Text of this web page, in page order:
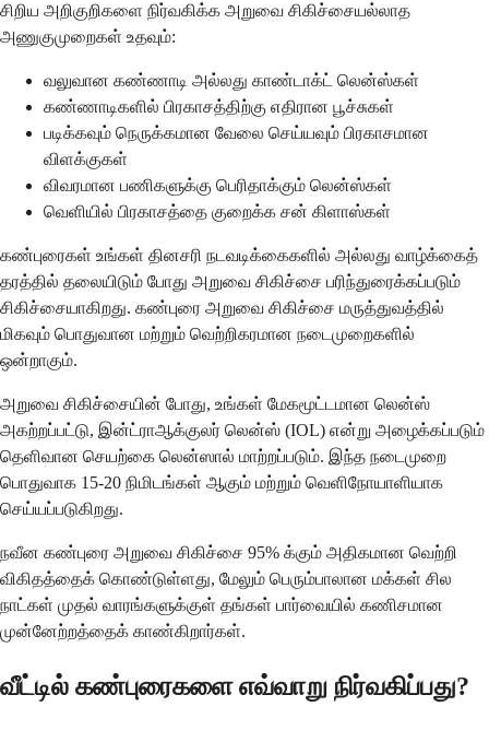
சிறிய அறிகுறிகளை நிர்வகிக்க அறுவை சிகிச்சையல்லாத
அணுகுமுறைகள் உதவும்:
வலுவான கண்ணாடி அல்லது காண்டாக்ட் லென்ஸ்கள்
கண்ணாடிகளில் பிரகாசத்திற்கு எதிரான பூச்சுகள்
படிக்கவும் நெருக்கமான வேலை செய்யவும் பிரகாசமான
விளக்குகள்
விவரமான பணிகளுக்கு பெரிதாக்கும் லென்ஸ்கள்
வெளியில் பிரகாசத்தை குறைக்க சன் கிளாஸ்கள்
கண்புரைகள் உங்கள் தினசரி நடவடிக்கைகளில் அல்லது வாழ்க்கைத்
தரத்தில் தலையிடும் போது அறுவை சிகிச்சை பரிந்துரைக்கப்படும்
சிகிச்சையாகிறது. கண்புரை அறுவை சிகிச்சை மருத்துவத்தில்
மிகவும் பொதுவான மற்றும் வெற்றிகரமான நடைமுறைகளில்
ஒன்றாகும்.
அறுவை சிகிச்சையின் போது, உங்கள் மேகமூட்டமான லென்ஸ்
அகற்றப்பட்டு, இன்ட்ராஆக்குலர் லென்ஸ் (IOL) என்று அழைக்கப்படும்
தெளிவான செயற்கை லென்ஸால் மாற்றப்படும். இந்த நடைமுறை
பொதுவாக 15-20 நிமிடங்கள் ஆகும் மற்றும் வெளிநோயாளியாக
செய்யப்படுகிறது.
நவீன கண்புரை அறுவை சிகிச்சை 95% க்கும் அதிகமான வெற்றி
விகிதத்தைக் கொண்டுள்ளது, மேலும் பெரும்பாலான மக்கள் சில
நாட்கள் முதல் வாரங்களுக்குள் தங்கள் பார்வையில் கணிசமான
முன்னேற்றத்தைக் காண்கிறார்கள்.
வீட்டில் கண்புரைகளை எவ்வாறு நிர்வகிப்பது?